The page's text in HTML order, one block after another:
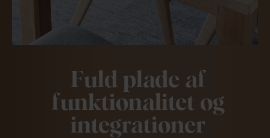
Fuld plade af
funktionalitet og
integrationer